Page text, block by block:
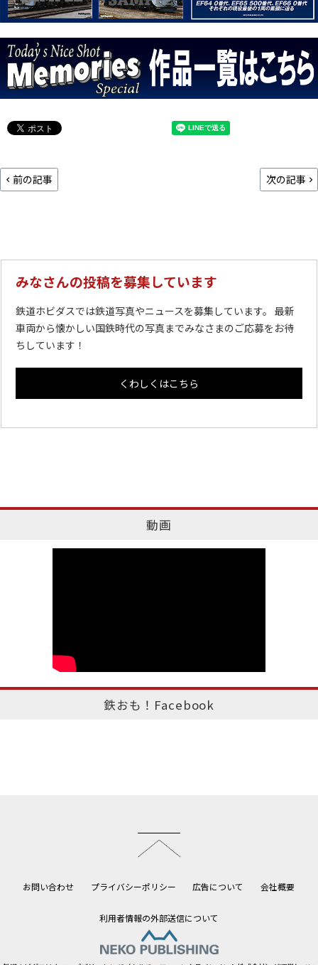
前の記事 次の記事
みなさんの投稿を募集しています
鉄道ホビダスでは鉄道写真やニュースを募集しています。 最新
車両から懐かしい国鉄時代の写真までみなさまのご応募をお待
ちしています！
くわしくはこちら
動画
鉄おも！Facebook
お問い合わせ プライバシーポリシー 広告について 会社概要
利用者情報の外部送信について